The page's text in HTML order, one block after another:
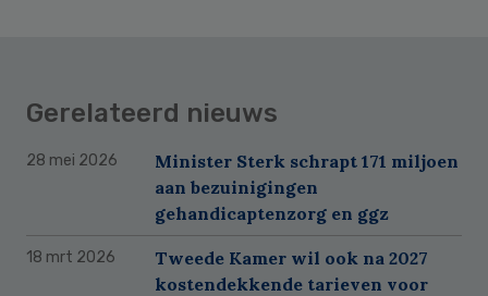
Gerelateerd nieuws
28 mei 2026
Minister Sterk schrapt 171 miljoen
aan bezuinigingen
gehandicaptenzorg en ggz
18 mrt 2026
Tweede Kamer wil ook na 2027
kostendekkende tarieven voor